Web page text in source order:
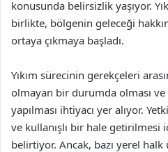
konusunda belirsizlik yaşıyor.
birlikte, bölgenin geleceği
ortaya çıkmaya başladı.
Yıkım sürecinin gerekçeleri
olmayan bir durumda olması
yapılması ihtiyacı yer alıyor.
ve kullanışlı bir hale getirilmesi
belirtiyor. Ancak, bazı yerel